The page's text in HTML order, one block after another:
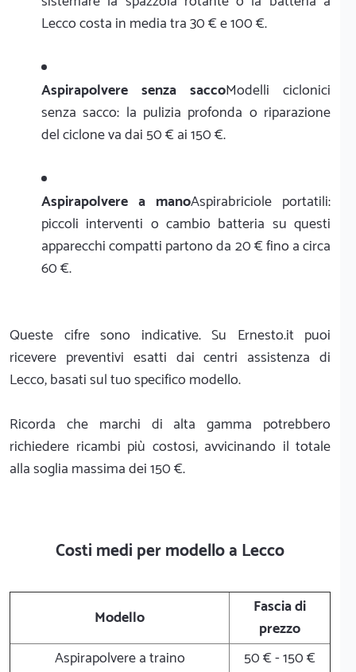
Lecco costa in media tra 30 € e 100 €.
Aspirapolvere senza saccoModelli ciclonici
senza sacco: la pulizia profonda o riparazione
del ciclone va dai 50 € ai 150 €.
Aspirapolvere a manoAspirabriciole portatili:
piccoli interventi o cambio batteria su questi
apparecchi compatti partono da 20 € fino a circa
60 €.
Queste cifre sono indicative. Su Ernesto.it puoi
ricevere preventivi esatti dai centri assistenza di
Lecco, basati sul tuo specifico modello.
Ricorda che marchi di alta gamma potrebbero
richiedere ricambi più costosi, avvicinando il totale
alla soglia massima dei 150 €.
Costi medi per modello a Lecco
Modello
Fascia di
prezzo
Aspirapolvere a traino
50 € - 150 €